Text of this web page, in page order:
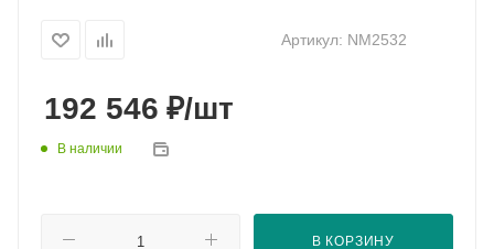
Артикул: NM2532
192 546 ₽/шт
В наличии
В КОРЗИНУ